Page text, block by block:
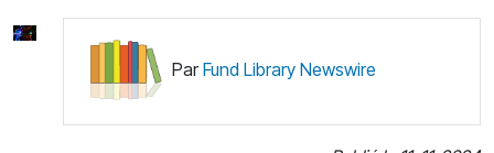
ParFund Library Newswire